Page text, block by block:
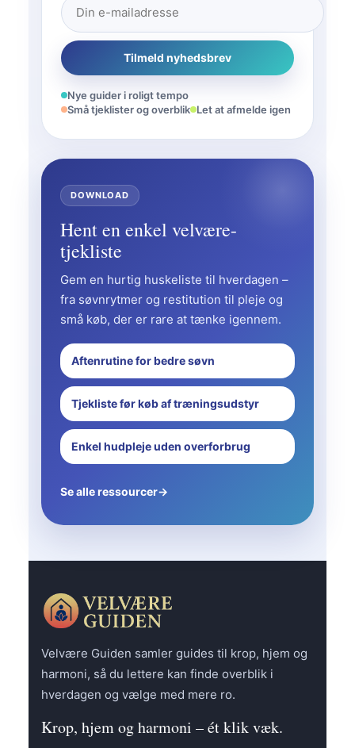
Tilmeld nyhedsbrev
Nye guider i roligt tempo
Små tjeklister og overblik Let at afmelde igen
DOWNLOAD
Hent en enkel velvære-
tjekliste
Gem en hurtig huskeliste til hverdagen –
fra søvnrytmer og restitution til pleje og
små køb, der er rare at tænke igennem.
Aftenrutine for bedre søvn
Tjekliste før køb af træningsudstyr
Enkel hudpleje uden overforbrug
Se alle ressourcer→
Velvære Guiden samler guides til krop, hjem og
harmoni, så du lettere kan finde overblik i
hverdagen og vælge med mere ro.
Krop, hjem og harmoni – ét klik væk.